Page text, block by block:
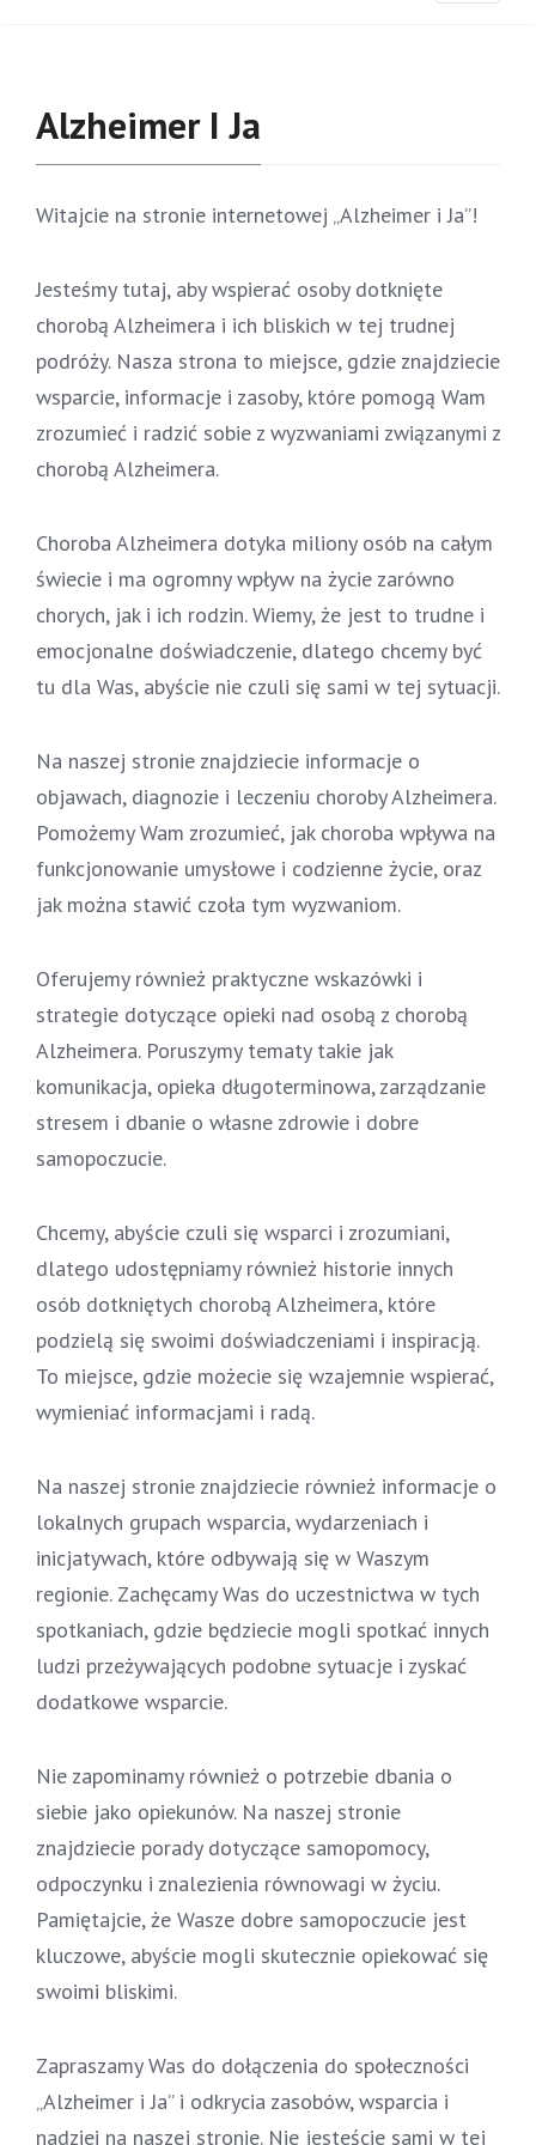
Alzheimer I Ja
Witajcie na stronie internetowej „Alzheimer i Ja”!
Jesteśmy tutaj, aby wspierać osoby dotknięte
chorobą Alzheimera i ich bliskich w tej trudnej
podróży. Nasza strona to miejsce, gdzie znajdziecie
wsparcie, informacje i zasoby, które pomogą Wam
zrozumieć i radzić sobie z wyzwaniami związanymi z
chorobą Alzheimera.
Choroba Alzheimera dotyka miliony osób na całym
świecie i ma ogromny wpływ na życie zarówno
chorych, jak i ich rodzin. Wiemy, że jest to trudne i
emocjonalne doświadczenie, dlatego chcemy być
tu dla Was, abyście nie czuli się sami w tej sytuacji.
Na naszej stronie znajdziecie informacje o
objawach, diagnozie i leczeniu choroby Alzheimera.
Pomożemy Wam zrozumieć, jak choroba wpływa na
funkcjonowanie umysłowe i codzienne życie, oraz
jak można stawić czoła tym wyzwaniom.
Oferujemy również praktyczne wskazówki i
strategie dotyczące opieki nad osobą z chorobą
Alzheimera. Poruszymy tematy takie jak
komunikacja, opieka długoterminowa, zarządzanie
stresem i dbanie o własne zdrowie i dobre
samopoczucie.
Chcemy, abyście czuli się wsparci i zrozumiani,
dlatego udostępniamy również historie innych
osób dotkniętych chorobą Alzheimera, które
podzielą się swoimi doświadczeniami i inspiracją.
To miejsce, gdzie możecie się wzajemnie wspierać,
wymieniać informacjami i radą.
Na naszej stronie znajdziecie również informacje o
lokalnych grupach wsparcia, wydarzeniach i
inicjatywach, które odbywają się w Waszym
regionie. Zachęcamy Was do uczestnictwa w tych
spotkaniach, gdzie będziecie mogli spotkać innych
ludzi przeżywających podobne sytuacje i zyskać
dodatkowe wsparcie.
Nie zapominamy również o potrzebie dbania o
siebie jako opiekunów. Na naszej stronie
znajdziecie porady dotyczące samopomocy,
odpoczynku i znalezienia równowagi w życiu.
Pamiętajcie, że Wasze dobre samopoczucie jest
kluczowe, abyście mogli skutecznie opiekować się
swoimi bliskimi.
Zapraszamy Was do dołączenia do społeczności
„Alzheimer i Ja” i odkrycia zasobów, wsparcia i
nadziei na naszej stronie. Nie jesteście sami w tej